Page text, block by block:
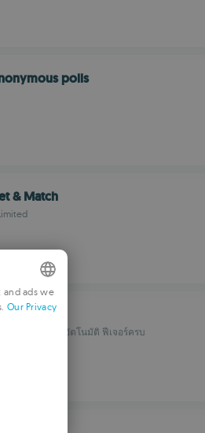
polls
& Match
ก ปลอดภัย แปลอัตโนมัติ ฟีเจอร์ครบ
ads we
Our Privacy